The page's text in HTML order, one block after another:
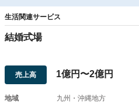
生活関連サービス
結婚式場
売上高 1億円〜2億円
地域
九州・沖縄地方